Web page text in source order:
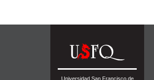
Universidad San Francisco de